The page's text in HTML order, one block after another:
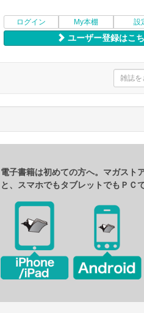
ログイン My本棚 設
ユーザー登録はこ
電子書籍は初めての方へ。マガスト
と、スマホでもタブレットでもＰＣ